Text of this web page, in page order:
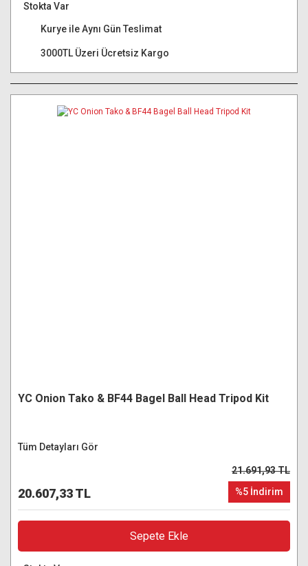
Stokta Var
Kurye ile Aynı Gün Teslimat
3000TL Üzeri Ücretsiz Kargo
YC Onion Tako & BF44 Bagel Ball Head Tripod Kit
Tüm Detayları Gör
20.607,33 TL
21.691,93 TL
%5 İndirim
Sepete Ekle